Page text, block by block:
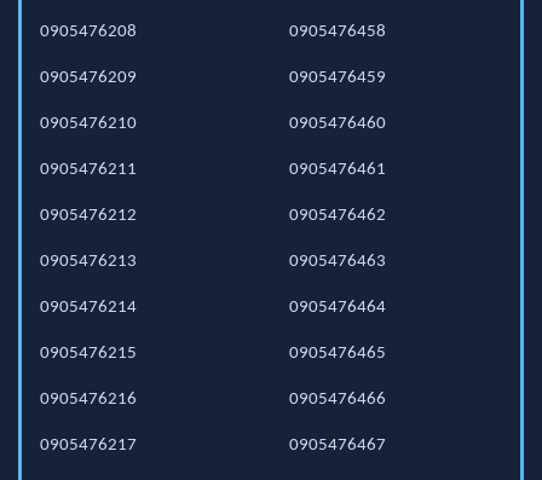
0905476208
0905476209
0905476210
0905476211
0905476212
0905476213
0905476214
0905476215
0905476216
0905476217
0905476458
0905476459
0905476460
0905476461
0905476462
0905476463
0905476464
0905476465
0905476466
0905476467